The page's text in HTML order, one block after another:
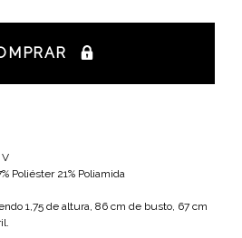
V
Poliéster 21% Poliamida
1,75 de altura, 86 cm de busto, 67 cm